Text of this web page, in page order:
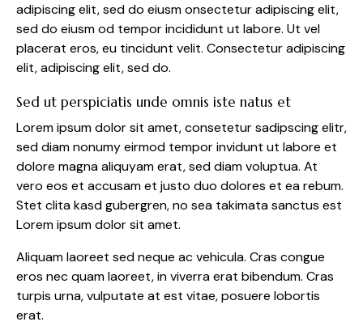
adipiscing elit, sed do eiusm onsectetur adipiscing elit,
sed do eiusm od tempor incididunt ut labore. Ut vel
placerat eros, eu tincidunt velit. Consectetur adipiscing
elit, adipiscing elit, sed do.
Sed ut perspiciatis unde omnis iste natus et
Lorem ipsum dolor sit amet, consetetur sadipscing elitr,
sed diam nonumy eirmod tempor invidunt ut labore et
dolore magna aliquyam erat, sed diam voluptua. At
vero eos et accusam et justo duo dolores et ea rebum.
Stet clita kasd gubergren, no sea takimata sanctus est
Lorem ipsum dolor sit amet.
Aliquam laoreet sed neque ac vehicula. Cras congue
eros nec quam laoreet, in viverra erat bibendum. Cras
turpis urna, vulputate at est vitae, posuere lobortis
erat.